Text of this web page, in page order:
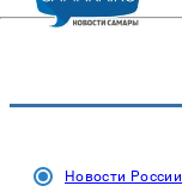
Новости России